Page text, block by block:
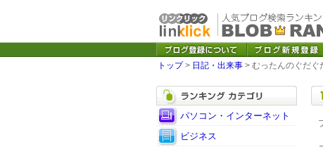
トップ> 日記・出来事 > むったんのぐだぐ
パソコン・インターネット
ビジネス